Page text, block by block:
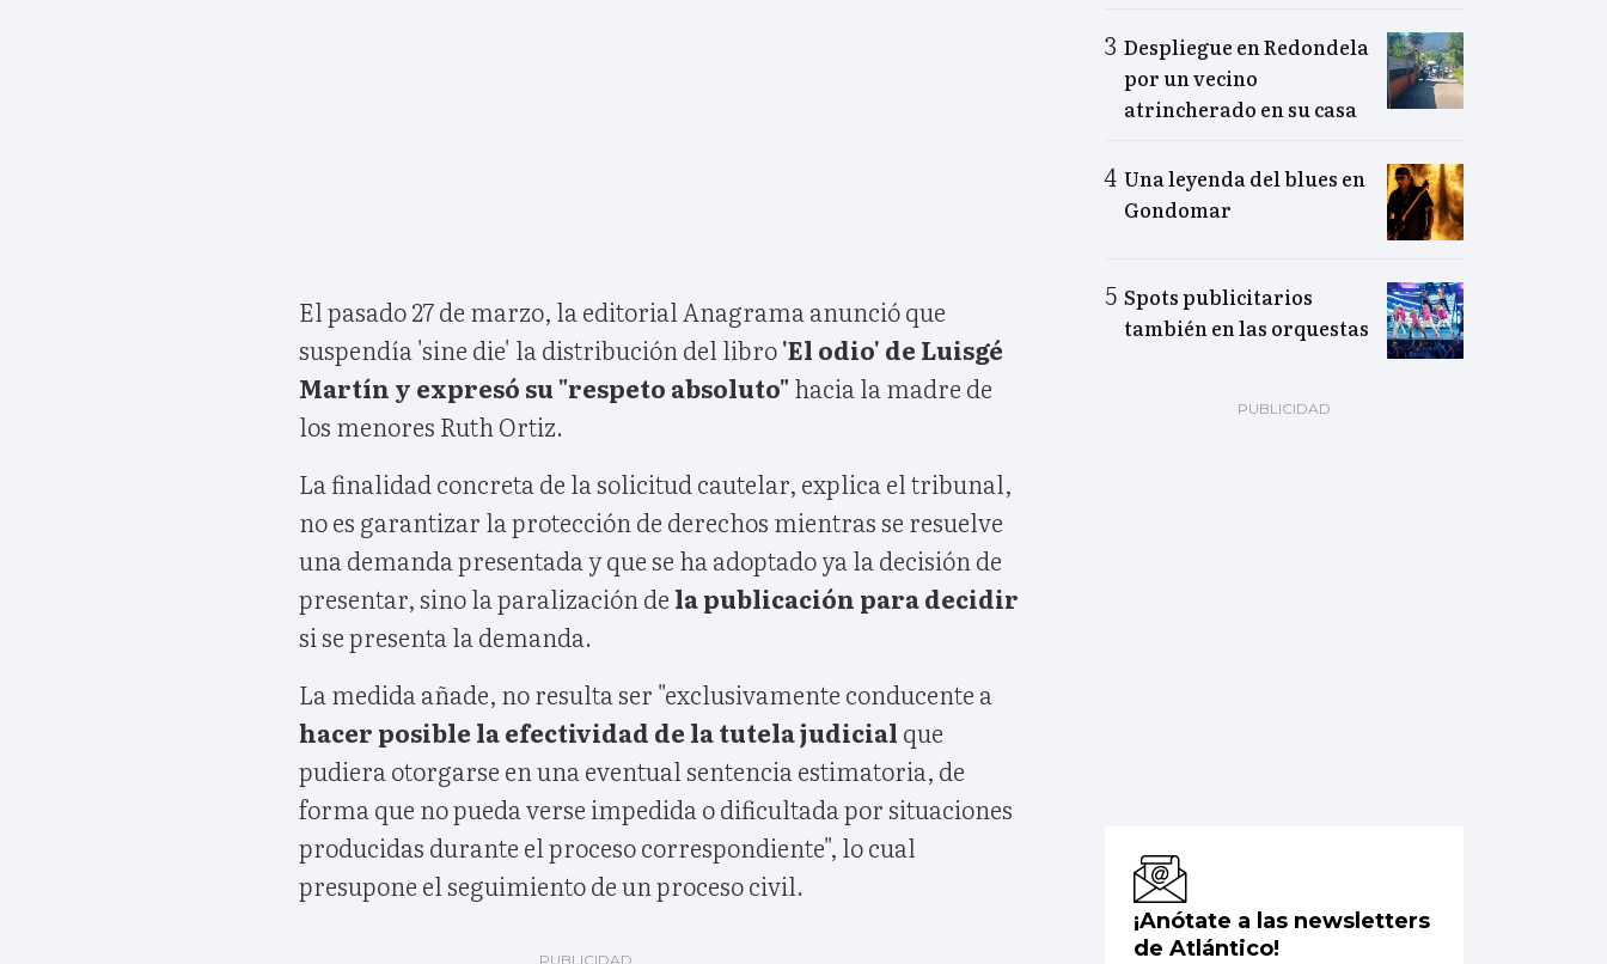
El pasado 27 de marzo, la editorial Anagrama anunció que
suspendía 'sine die' la distribución del libro'El odio' de Luisgé
Martín y expresó su "respeto absoluto" hacia la madre de
los menores Ruth Ortiz.
La finalidad concreta de la solicitud cautelar, explica el tribunal,
no es garantizar la protección de derechos mientras se resuelve
una demanda presentada y que se ha adoptado ya la decisión de
presentar, sino la paralización de la publicación para decidir
si se presenta la demanda.
La medida añade, no resulta ser "exclusivamente conducente a
hacer posible la efectividad de la tutela judicial que
pudiera otorgarse en una eventual sentencia estimatoria, de
forma que no pueda verse impedida o dificultada por situaciones
producidas durante el proceso correspondiente", lo cual
presupone el seguimiento de un proceso civil.
Despliegue en Redondela
por un vecino
atrincherado en su casa
Una leyenda del blues en
Gondomar
Spots publicitarios
también en las orquestas
¡Anótate a las newsletters
de Atlántico!